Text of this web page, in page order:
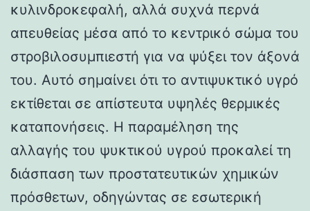
κυλινδροκεφαλή, αλλά συχνά περνά
απευθείας μέσα από το κεντρικό σώμα του
στροβιλοσυμπιεστή για να ψύξει τον άξονά
του. Αυτό σημαίνει ότι το αντιψυκτικό υγρό
εκτίθεται σε απίστευτα υψηλές θερμικές
καταπονήσεις. Η παραμέληση της
αλλαγής του ψυκτικού υγρού προκαλεί τη
διάσπαση των προστατευτικών χημικών
πρόσθετων, οδηγώντας σε εσωτερική